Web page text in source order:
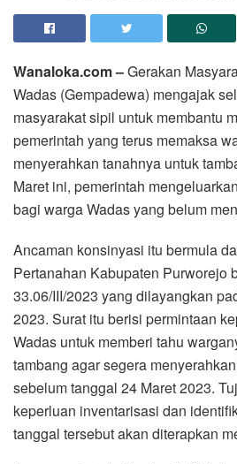
Wanaloka.com –Gerakan
Wadas (Gempadewa) mengajak
masyarakat sipil untuk membantu
pemerintah yang terus memaksa
menyerahkan tanahnya untuk
Maret ini, pemerintah
bagi warga Wadas yang belum
Ancaman konsinyasi itu bermula
Pertanahan Kabupaten Purworejo
33.06/III/2023 yang dilayangkan
2023. Surat itu berisi permintaan
Wadas untuk memberi tahu
tambang agar segera
sebelum tanggal 24 Maret 2023.
keperluan inventarisasi dan
tanggal tersebut akan diterapkan